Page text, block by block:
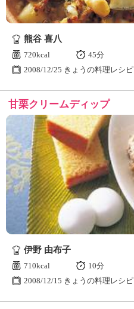
デ
ュ
ョ
な
の
き
ょ
う
の
理
熊谷 喜八
720kcal
45分
2008/12/25 きょうの料理レシピ
甘栗クリームディップ
伊野 由布子
710kcal
10分
2008/12/15 きょうの料理レシピ